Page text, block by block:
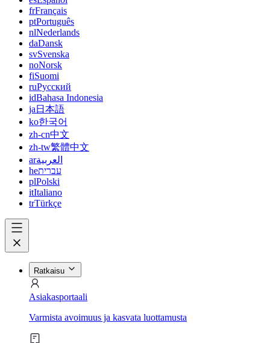
frFrançais
ptPortuguês
nlNederlands
daDansk
svSvenska
noNorsk
fiSuomi
ruРусский
idBahasa Indonesia
ja 日本語
ko한국어
zh-cn中文
zh-tw繁體中文
arالعربية
heעברית
plPolski
itItaliano
trTürkçe
Ratkaisu
Asiakasportaali
Varmista avoimuus ja kasvata luottamusta